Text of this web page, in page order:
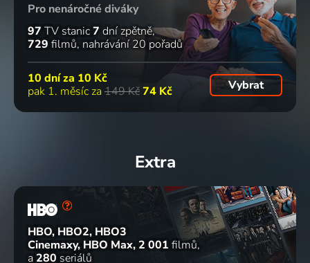
Pro nenáročné diváky
97 TV stanic7 dní zpětně
729 filmů nahrávání 20 pořadů
10 dní za 10 Kč
pak 1. měsíc za 149 Kč74 Kč Vybrat
Extra
HBO, HBO2, HBO3
Cinemaxy, HBO Max 2 001 filmů
a 280 seriálů